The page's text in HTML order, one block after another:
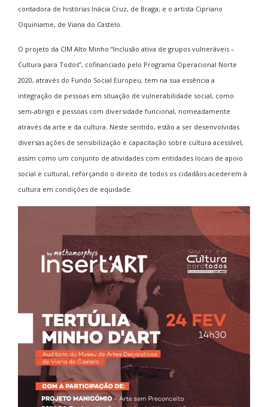
contadora de histórias Inácia Cruz, de Braga; e o artista Cipriano
Oquiniame, de Viana do Castelo.
O projeto da CIM Alto Minho “Inclusão ativa de grupos vulneráveis –
Cultura para Todos”, cofinanciado pelo Programa Operacional Norte
2020, através do Fundo Social Europeu, tem na sua essência a
integração de pessoas em situação de vulnerabilidade social, como
sem-abrigo e pessoas com diversidade funcional, nomeadamente
através da arte e da cultura. Neste sentido, estão a ser desenvolvidas
diversas ações de sensibilização e capacitação sobre cultura acessível,
assim como um conjunto de atividades com entidades locais de apoio
social e cultural, reforçando o direito de todos os cidadãos acederem à
cultura em condições de equidade.